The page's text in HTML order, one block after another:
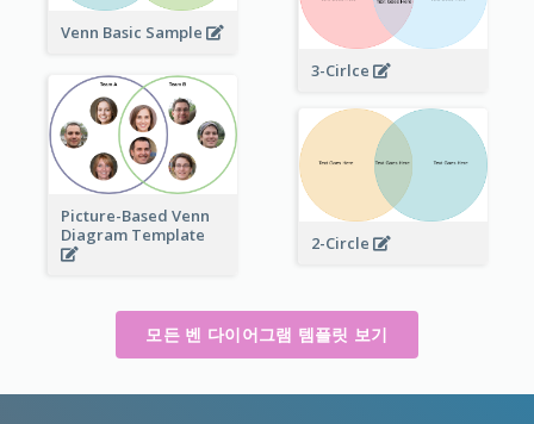
Venn Basic Sample
3-Cirlce
Picture-Based Venn
Diagram Template
2-Circle
모든 벤 다이어그램 템플릿 보기